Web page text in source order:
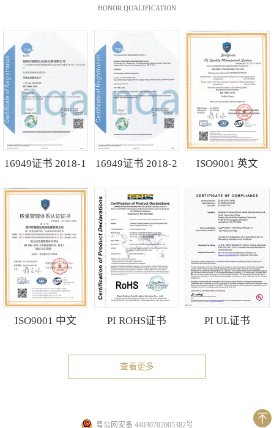
HONOR QUALIFICATION
16949证书 2018-1 16949证书 2018-2 ISO9001 英文
ISO9001 中文 PI ROHS证书 PI UL证书
查看更多
粤公网安备 44030702005382号